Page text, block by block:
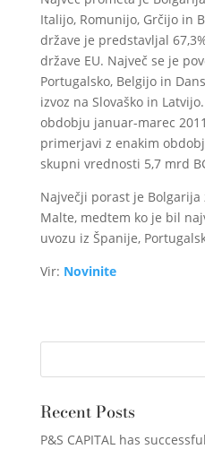
Italijo, Romunijo, Grčijo in
države je predstavljal
države EU. Največ se je
Portugalsko, Belgijo in
izvoz na Slovaško in
obdobju januar-marec
primerjavi z enakim
skupni vrednosti 5,7 mrd
Največji porast je
Malte, medtem ko je bil
uvozu iz Španije,
Vir: Novinite
Recent Posts
P&S CAPITAL has